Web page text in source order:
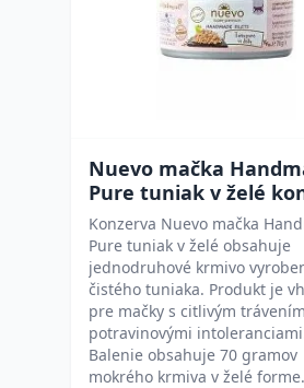
Nuevo mačka
Pure tuniak v želé
Konzerva Nuevo mačka
Pure tuniak v želé obsahuje
jednodruhové krmivo
čistého tuniaka. Produkt je
pre mačky s citlivým
potravinovými
Balenie obsahuje 70 gramov
mokrého krmiva v želé forme.